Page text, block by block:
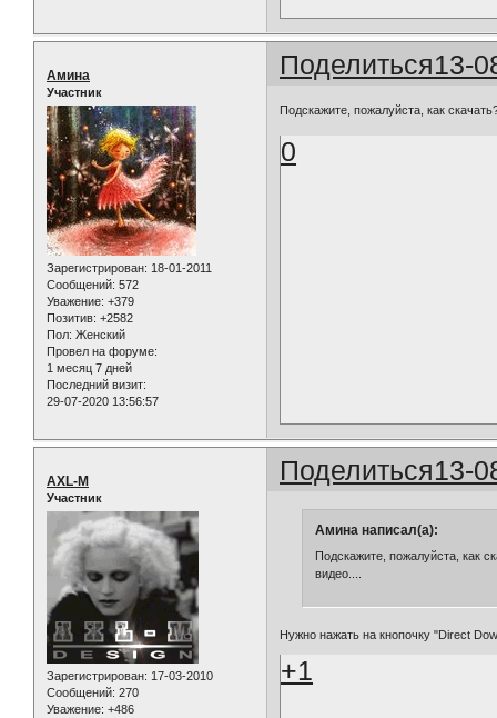
Поделиться13-
Амина
Участник
Зарегистрирован: 18-01-2011
Сообщений: 572
Уважение: +379
Позитив: +2582
Пол: Женский
Провел на форуме:
1 месяц 7 дней
Последний визит:
29-07-2020 13:56:57
Подскажите, пожалуйста, как
0
Поделиться13-
AXL-M
Участник
Зарегистрирован: 17-03-2010
Сообщений: 270
Уважение: +486
Амина написал(а):
Подскажите, пожалуйста, как
видео....
Нужно нажать на кнопочку "Direct
+1